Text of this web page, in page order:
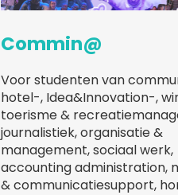
Commin@
Voor studenten van
hotel-, Idea&Innovation-,
toerisme &
journalistiek, organisatie &
management, sociaal werk,
accounting administration,
& communicatiesupport,